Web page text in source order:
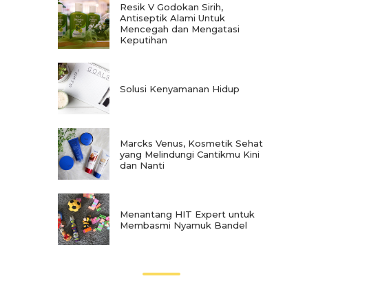
Resik V Godokan Sirih,
Antiseptik Alami Untuk
Mencegah dan Mengatasi
Keputihan
Solusi Kenyamanan Hidup
Marcks Venus, Kosmetik Sehat
yang Melindungi Cantikmu Kini
dan Nanti
Menantang HIT Expert untuk
Membasmi Nyamuk Bandel